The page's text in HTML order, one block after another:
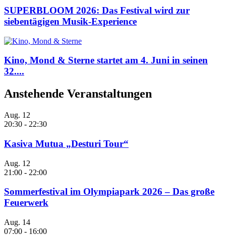
SUPERBLOOM 2026: Das Festival wird zur
siebentägigen Musik-Experience
Kino, Mond & Sterne startet am 4. Juni in seinen
32....
Anstehende Veranstaltungen
Aug. 12
20:30 - 22:30
Kasiva Mutua „Desturi Tour“
Aug. 12
21:00 - 22:00
Sommerfestival im Olympiapark 2026 – Das große
Feuerwerk
Aug. 14
07:00 - 16:00